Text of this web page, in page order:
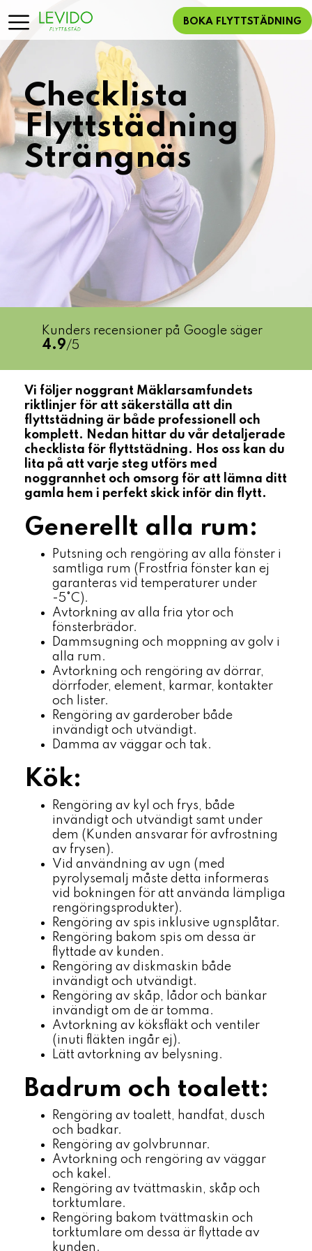
BOKA FLYTTSTÄDNING
Checklista
Flyttstädning
Strängnäs
Kunders recensioner på Google säger
4.9/5
Vi följer noggrant Mäklarsamfundets
riktlinjer för att säkerställa att din
flyttstädning är både professionell och
komplett. Nedan hittar du vår detaljerade
checklista för flyttstädning. Hos oss kan du
lita på att varje steg utförs med
noggrannhet och omsorg för att lämna ditt
gamla hem i perfekt skick inför din flytt.
Generellt alla rum:
Putsning och rengöring av alla fönster i
samtliga rum (Frostfria fönster kan ej
garanteras vid temperaturer under
-5°C).
Avtorkning av alla fria ytor och
fönsterbrädor.
Dammsugning och moppning av golv i
alla rum.
Avtorkning och rengöring av dörrar,
dörrfoder, element, karmar, kontakter
och lister.
Rengöring av garderober både
invändigt och utvändigt.
Damma av väggar och tak.
Kök:
Rengöring av kyl och frys, både
invändigt och utvändigt samt under
dem (Kunden ansvarar för avfrostning
av frysen).
Vid användning av ugn (med
pyrolysemalj måste detta informeras
vid bokningen för att använda lämpliga
rengöringsprodukter).
Rengöring av spis inklusive ugnsplåtar.
Rengöring bakom spis om dessa är
flyttade av kunden.
Rengöring av diskmaskin både
invändigt och utvändigt.
Rengöring av skåp, lådor och bänkar
invändigt om de är tomma.
Avtorkning av köksfläkt och ventiler
(inuti fläkten ingår ej).
Lätt avtorkning av belysning.
Badrum och toalett:
Rengöring av toalett, handfat, dusch
och badkar.
Rengöring av golvbrunnar.
Avtorkning och rengöring av väggar
och kakel.
Rengöring av tvättmaskin, skåp och
torktumlare.
Rengöring bakom tvättmaskin och
torktumlare om dessa är flyttade av
kunden.